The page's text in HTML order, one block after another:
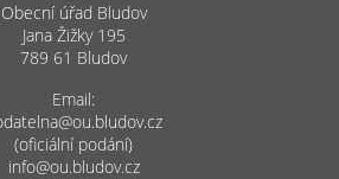
Obecní úřad Bludov
Jana Žižky 195
789 61 Bludov
Email:
(oficiální podání)
info@ou.bludov.cz